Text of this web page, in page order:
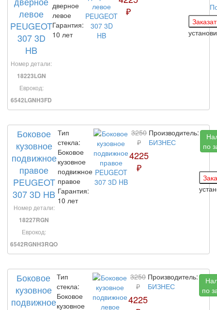
левое
PEUGEOT
307 3D
HB
Номер детали:
18223LGN
Еврокод:
6542LGNH3FD
дверное
левое
Гарантия:
10 лет
₽
Боковое
кузовное
подвижное
правое
PEUGEOT
307 3D HB
Номер детали:
18227RGN
Еврокод:
6542RGNH3RQO
Тип
стекла:
Боковое
кузовное
подвижное
правое
Гарантия:
10 лет
3250
₽
4225
₽
Производитель:
БИЗНЕС
по
Боковое
кузовное
подвижное
Тип
стекла:
Боковое
кузовное
3250
₽
4225
Производитель:
БИЗНЕС
по